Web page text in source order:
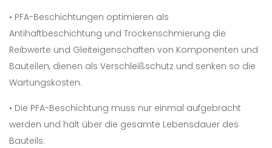
• PFA-Beschichtungen optimieren als
Antihaftbeschichtung und Trockenschmierung die
Reibwerte und Gleiteigenschaften von Komponenten und
Bauteilen, dienen als Verschleißschutz und senken so die
Wartungskosten.
• Die PFA-Beschichtung muss nur einmal aufgebracht
werden und hält über die gesamte Lebensdauer des
Bauteils.